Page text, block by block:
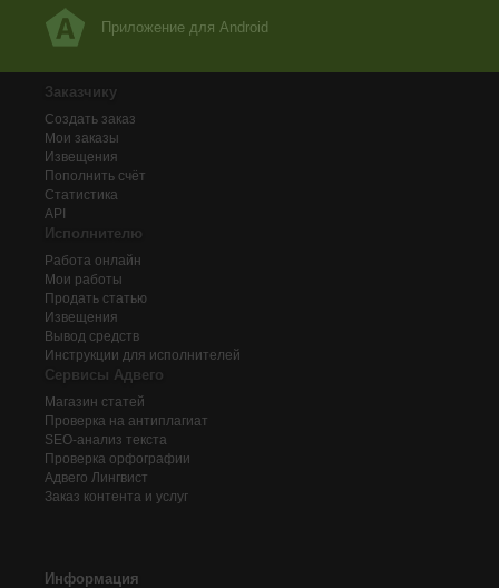
Приложение для Android
Заказчику
Создать заказ
Мои заказы
Извещения
Пополнить счёт
Статистика
API
Исполнителю
Работа онлайн
Мои работы
Продать статью
Извещения
Вывод средств
Инструкции для исполнителей
Сервисы Адвего
Магазин статей
Проверка на антиплагиат
SEO-анализ текста
Проверка орфографии
Адвего Лингвист
Заказ контента и услуг
Информация